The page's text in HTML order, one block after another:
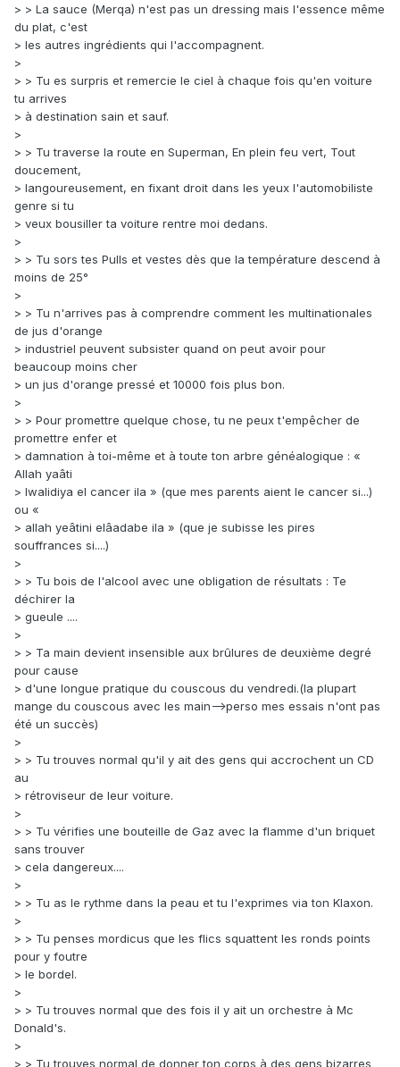
> > La sauce (Merqa) n'est pas un dressing mais l'essence même
du plat, c'est
> les autres ingrédients qui l'accompagnent.
>
> > Tu es surpris et remercie le ciel à chaque fois qu'en voiture
tu arrives
> à destination sain et sauf.
>
> > Tu traverse la route en Superman, En plein feu vert, Tout
doucement,
> langoureusement, en fixant droit dans les yeux l'automobiliste
genre si tu
> veux bousiller ta voiture rentre moi dedans.
>
> > Tu sors tes Pulls et vestes dès que la température descend à
moins de 25°
>
> > Tu n'arrives pas à comprendre comment les multinationales
de jus d'orange
> industriel peuvent subsister quand on peut avoir pour
beaucoup moins cher
> un jus d'orange pressé et 10000 fois plus bon.
>
> > Pour promettre quelque chose, tu ne peux t'empêcher de
promettre enfer et
> damnation à toi-même et à toute ton arbre généalogique : «
Allah yaâti
> lwalidiya el cancer ila » (que mes parents aient le cancer si...)
ou «
> allah yeâtini elâadabe ila » (que je subisse les pires
souffrances si....)
>
> > Tu bois de l'alcool avec une obligation de résultats : Te
déchirer la
> gueule ....
>
> > Ta main devient insensible aux brûlures de deuxième degré
pour cause
> d'une longue pratique du couscous du vendredi.(la plupart
mange du couscous avec les main-->perso mes essais n'ont pas
été un succès)
>
> > Tu trouves normal qu'il y ait des gens qui accrochent un CD
au
> rétroviseur de leur voiture.
>
> > Tu vérifies une bouteille de Gaz avec la flamme d'un briquet
sans trouver
> cela dangereux....
>
> > Tu as le rythme dans la peau et tu l'exprimes via ton Klaxon.
>
> > Tu penses mordicus que les flics squattent les ronds points
pour y foutre
> le bordel.
>
> > Tu trouves normal que des fois il y ait un orchestre à Mc
Donald's.
>
> > Tu trouves normal de donner ton corps à des gens bizarres